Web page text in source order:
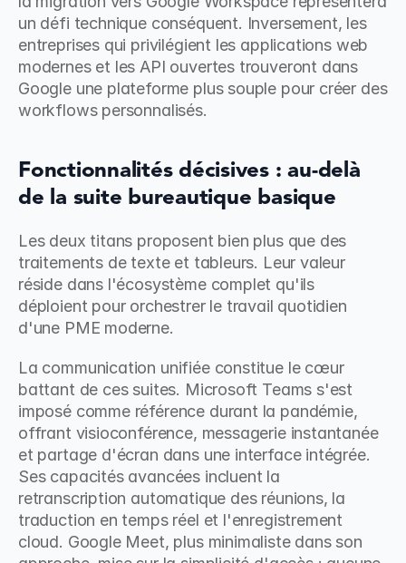
un défi technique conséquent. Inversement, les
entreprises qui privilégient les applications web
modernes et les API ouvertes trouveront dans
Google une plateforme plus souple pour créer des
workflows personnalisés.
Fonctionnalités décisives : au-delà
de la suite bureautique basique
Les deux titans proposent bien plus que des
traitements de texte et tableurs. Leur valeur
réside dans l'écosystème complet qu'ils
déploient pour orchestrer le travail quotidien
d'une PME moderne.
La communication unifiée constitue le cœur
battant de ces suites. Microsoft Teams s'est
imposé comme référence durant la pandémie,
offrant visioconférence, messagerie instantanée
et partage d'écran dans une interface intégrée.
Ses capacités avancées incluent la
retranscription automatique des réunions, la
traduction en temps réel et l'enregistrement
cloud. Google Meet, plus minimaliste dans son